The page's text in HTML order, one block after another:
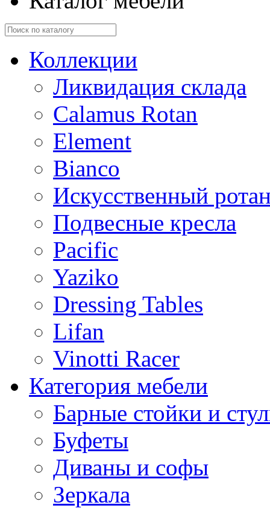
Коллекции
Ликвидация склада
Calamus Rotan
Element
Bianco
Искусственный
Подвесные кресла
Pacific
Yaziko
Dressing Tables
Lifan
Vinotti Racer
Категория мебели
Барные стойки и
Буфеты
Диваны и софы
Зеркала